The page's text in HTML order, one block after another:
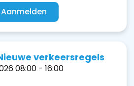
Aanmelden
verkeersregels
08:00 - 16:00